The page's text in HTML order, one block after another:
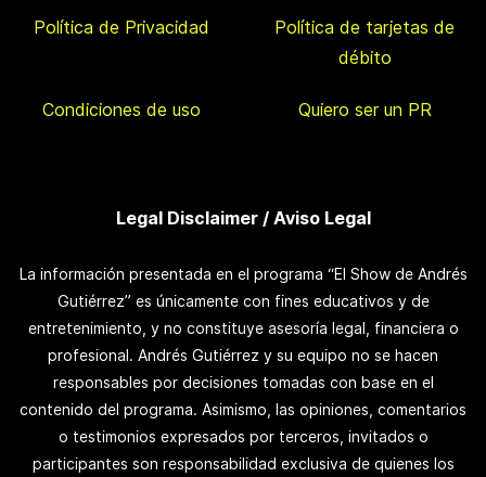
Política de Privacidad
Política de tarjetas de
débito
Condiciones de uso Quiero ser un PR
Legal Disclaimer / Aviso Legal
La información presentada en el programa “El Show de Andrés
Gutiérrez” es únicamente con fines educativos y de
entretenimiento, y no constituye asesoría legal, financiera o
profesional. Andrés Gutiérrez y su equipo no se hacen
responsables por decisiones tomadas con base en el
contenido del programa. Asimismo, las opiniones, comentarios
o testimonios expresados por terceros, invitados o
participantes son responsabilidad exclusiva de quienes los